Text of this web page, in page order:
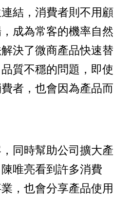
結，消費者則不用顧
成為常客的機率自然
決了微商產品快速替
質不穩的問題，即使
者，也會因為產品而
，同時幫助公司擴大產
唯亮看到許多消費
，也會分享產品使用